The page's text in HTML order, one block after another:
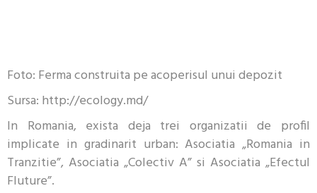
Foto: Ferma construita pe acoperisul unui depozit
Sursa: http://ecology.md/
In Romania, exista deja trei organizatii de profil
implicate in gradinarit urban: Asociatia „Romania in
Tranzitie”, Asociatia „Colectiv A” si Asociatia „Efectul
Fluture”.